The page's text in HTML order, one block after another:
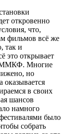
откровенно
что,
фильмов всё же
так и
это открывает
ММКФ. Многие
но
оказывается
в своих
шансов
намного
было
собрать